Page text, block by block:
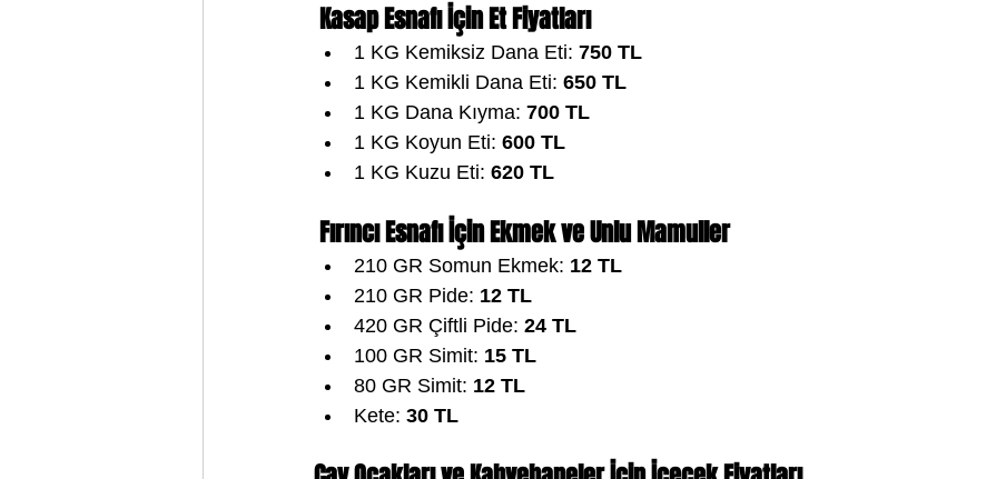
Kasap Esnafı İçin Et Fiyatları
1 KG Kemiksiz Dana Eti: 750 TL
1 KG Kemikli Dana Eti: 650 TL
1 KG Dana Kıyma: 700 TL
1 KG Koyun Eti: 600 TL
1 KG Kuzu Eti: 620 TL
Fırıncı Esnafı İçin Ekmek ve Unlu Mamuller
210 GR Somun Ekmek: 12 TL
210 GR Pide: 12 TL
420 GR Çiftli Pide: 24 TL
100 GR Simit: 15 TL
80 GR Simit: 12 TL
Kete: 30 TL